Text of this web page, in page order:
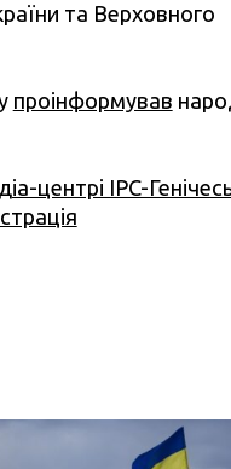
та Верховного
проінформував
центрі IPC-